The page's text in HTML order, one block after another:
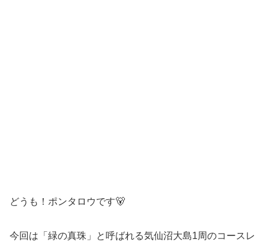
どうも！ポンタロウです🐻
今回は「緑の真珠」と呼ばれる気仙沼大島1周のコースレ